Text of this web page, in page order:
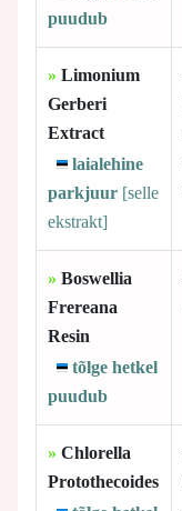
puudub
» Limonium
Gerberi
Extract
laialehine
parkjuur [selle
ekstrakt]
» Boswellia
Frereana
Resin
tõlge hetkel
puudub
» Chlorella
Protothecoides